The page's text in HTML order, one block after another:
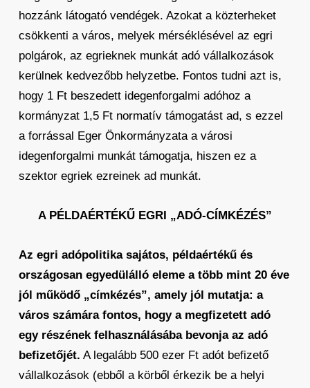
hozzánk látogató vendégek. Azokat a közterheket
csökkenti a város, melyek mérséklésével az egri
polgárok, az egrieknek munkát adó vállalkozások
kerülnek kedvezőbb helyzetbe. Fontos tudni azt is,
hogy 1 Ft beszedett idegenforgalmi adóhoz a
kormányzat 1,5 Ft normatív támogatást ad, s ezzel
a forrással Eger Önkormányzata a városi
idegenforgalmi munkát támogatja, hiszen ez a
szektor egriek ezreinek ad munkát.
A PÉLDAÉRTÉKŰ EGRI „ADÓ-CÍMKÉZÉS”
Az egri adópolitika sajátos, példaértékű és
országosan egyedülálló eleme a több mint 20 éve
jól működő „címkézés”, amely jól mutatja: a
város számára fontos, hogy a megfizetett adó
egy részének felhasználásába bevonja az adó
befizetőjét. A legalább 500 ezer Ft adót befizető
vállalkozások (ebből a körből érkezik be a helyi